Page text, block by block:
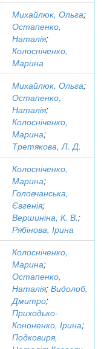
Михайлюк, Ольга;
Остапенко,
Наталія;
Колосніченко,
Марина
Михайлюк, Ольга;
Остапенко,
Наталія;
Колосніченко,
Марина;
Третякова, Л. Д.
Колосніченко,
Марина;
Головчанська,
Євгенія;
Вершиніна, К. В.;
Рябінова, Ірина
Колосніченко,
Марина;
Остапенко,
Наталія; Видолоб,
Дмитро;
Приходько-
Кононенко, Ірина;
Подковиря,